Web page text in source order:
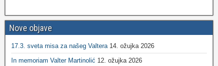
Nove objave
17.3. sveta misa za našeg Valtera 14. ožujka 2026
In memoriam Valter Martinolić 12. ožujka 2026